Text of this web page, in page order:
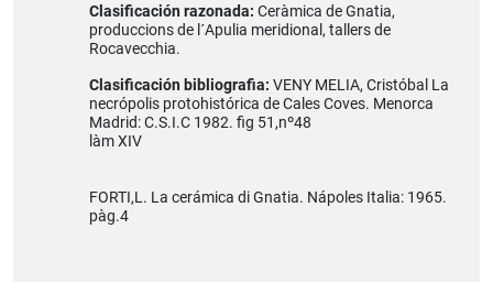
Clasificación razonada: Ceràmica de Gnatia,
produccions de l´Apulia meridional, tallers de
Rocavecchia.
Clasificación bibliografia: VENY MELIA, Cristóbal La
necrópolis protohistórica de Cales Coves. Menorca
Madrid: C.S.I.C 1982. fig 51,nº48
làm XIV
FORTI,L. La cerámica di Gnatia. Nápoles Italia: 1965.
pàg.4